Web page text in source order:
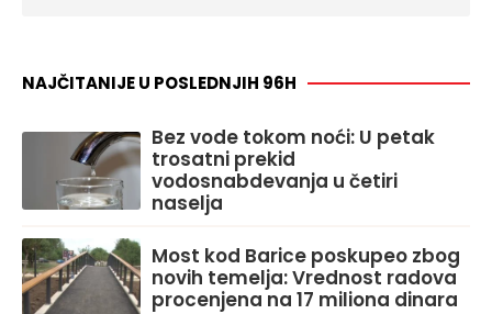
NAJČITANIJE U POSLEDNJIH 96H
Bez vode tokom noći: U petak
trosatni prekid
vodosnabdevanja u četiri
naselja
Most kod Barice poskupeo zbog
novih temelja: Vrednost radova
procenjena na 17 miliona dinara